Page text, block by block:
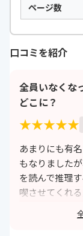
ページ数
口コミを紹介
全員いなくな
どこに？
★★★★★
あまりにも有
もなりました
を読んで推理
喫させてくれ
る作品です。
興味をそそら